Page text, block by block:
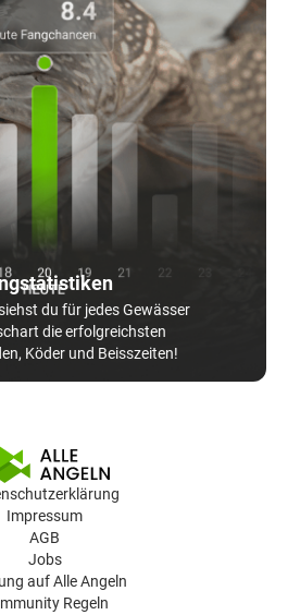
du für jedes Gewässer
die erfolgreichsten
Köder und Beisszeiten!
Impressum
AGB
Jobs
auf Alle Angeln
Regeln